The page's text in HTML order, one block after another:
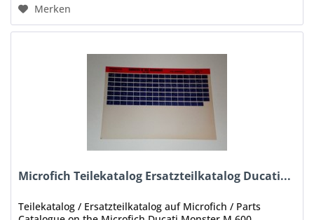
Merken
Microfich Teilekatalog Ersatzteilkatalog Ducati...
Teilekatalog / Ersatzteilkatalog auf Microfich / Parts